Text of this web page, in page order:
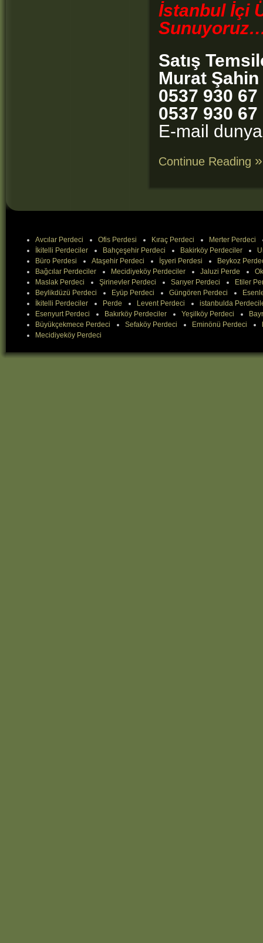
İstanbul İçi
Satış
Murat Şahin
0537 930 67
0537 930 67
E-mail
Continue Reading
Avcılar Perdeci Ofis Perdesi Kıraç Perdeci
Merter Perdeci
İkitelli Perdeciler
Bahçeşehir Perdeci Bakirköy Perdeciler
Büro Perdesi
Ataşehir Perdeci İşyeri Perdesi
Beykoz
Bağcılar Perdeciler
Mecidiyeköy Perdeciler Jaluzi Perde
Maslak Perdeci
Şirinevler Perdeci Sarıyer Perdeci
Etiler
Beylikdüzü Perdeci
Eyüp Perdeci Güngören Perdeci
İkitelli Perdeciler
Perde Levent Perdeci
istanbulda
Esenyurt Perdeci
Bakırköy Perdeciler Yeşilköy Perdeci
Büyükçekmece Perdeci
Sefaköy Perdeci Eminönü Perdeci
Mecidiyeköy Perdeci